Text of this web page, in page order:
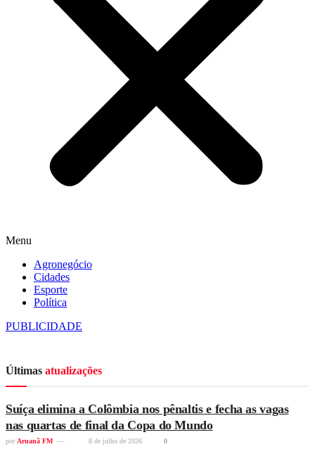
Menu
Agronegócio
Cidades
Esporte
Política
PUBLICIDADE
Últimas atualizações
Suíça elimina a Colômbia nos pênaltis e fecha as vagas
nas quartas de final da Copa do Mundo
por Aruanã FM 8 de julho de 2026 0